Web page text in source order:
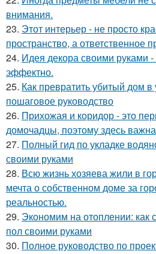
внимания.
23. Этот интерьер - не просто
пространство, а ответственное
24. Идея декора своими руками -
эффектно.
25. Как превратить убитый дом в
пошаговое руководство
26. Прихожая и коридор - это
домочадцы, поэтому здесь
27. Полный гид по укладке
своими руками
28. Всю жизнь хозяева жили в
мечта о собственном доме за
реальностью.
29. Экономим на отоплении: как
пол своими руками
30. Полное руководство по